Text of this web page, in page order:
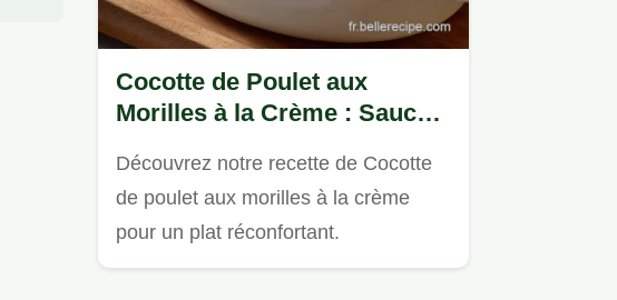
Cocotte de Poulet aux
Morilles à la Crème : Sauce
Découvrez notre recette de Cocotte
de poulet aux morilles à la crème
pour un plat réconfortant.